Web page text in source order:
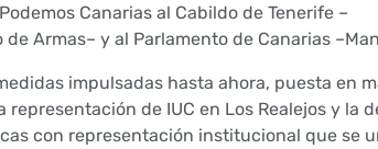
Canarias al Cabildo de Tenerife –
de Armas– y al Parlamento de Canarias
impulsadas hasta ahora, puesta en
representación de IUC en Los Realejos y la
con representación institucional que se